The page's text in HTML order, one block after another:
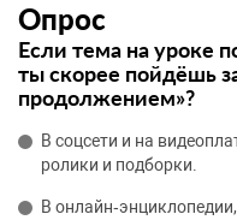
Опрос
Если тема на уроке
ты скорее пойдёшь
продолжением»?
В соцсети и на
ролики и подборки.
В